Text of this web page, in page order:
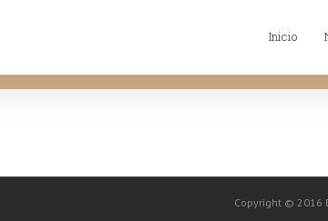
Inicio
Copyright © 2016